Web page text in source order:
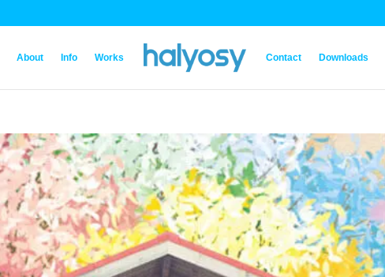
About Info Works Contact Downloads